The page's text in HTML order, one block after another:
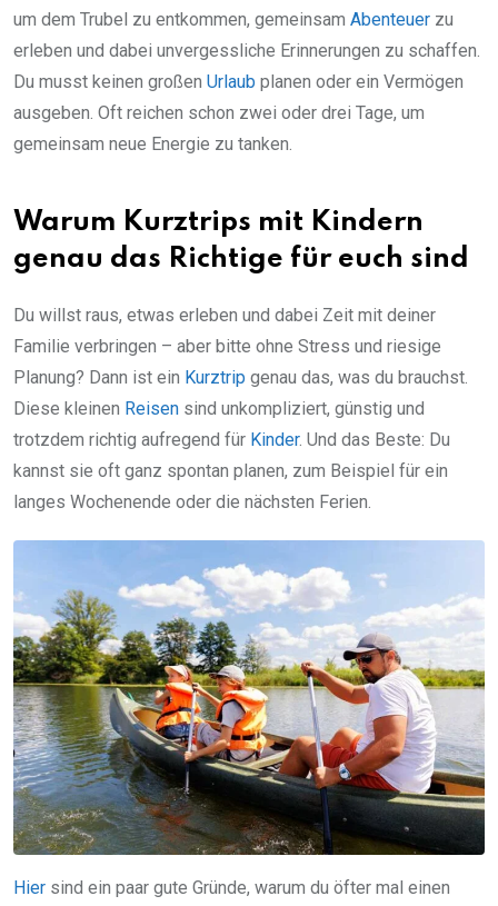
um dem Trubel zu entkommen, gemeinsam Abenteuer zu
erleben und dabei unvergessliche Erinnerungen zu schaffen.
Du musst keinen großen Urlaub planen oder ein Vermögen
ausgeben. Oft reichen schon zwei oder drei Tage, um
gemeinsam neue Energie zu tanken.
Warum Kurztrips mit Kindern
genau das Richtige für euch sind
Du willst raus, etwas erleben und dabei Zeit mit deiner
Familie verbringen – aber bitte ohne Stress und riesige
Planung? Dann ist ein Kurztrip genau das, was du brauchst.
Diese kleinen Reisen sind unkompliziert, günstig und
trotzdem richtig aufregend für Kinder. Und das Beste: Du
kannst sie oft ganz spontan planen, zum Beispiel für ein
langes Wochenende oder die nächsten Ferien.
Hier sind ein paar gute Gründe, warum du öfter mal einen